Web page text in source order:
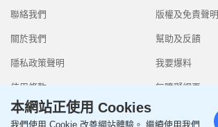
聯絡我們
關於我們
隱私政策聲明
使用條款
版權及免責聲明
幫助及反饋
我要爆料
無障礙網頁
本網站正使用 Cookies
我們使用 Cookie 改善網站體驗。 繼續使用我們